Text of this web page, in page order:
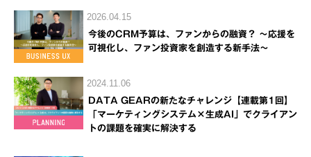
2026.04.15
今後のCRM予算は、ファンからの融資？ ～応援を
可視化し、ファン投資家を創造する新手法～
2024.11.06
DATA GEARの新たなチャレンジ【連載第1回】
「マーケティングシステム×生成AI」でクライアン
トの課題を確実に解決する